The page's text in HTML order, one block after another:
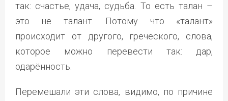
так: счастье, удача, судьба. То есть талан –
это не талант. Потому что «талант»
происходит от другого, греческого, слова,
которое можно перевести так: дар,
одарённость.
Перемешали эти слова, видимо, по причине